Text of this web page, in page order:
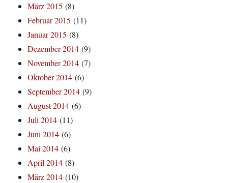
März 2015 (8)
Februar 2015 (11)
Januar 2015 (8)
Dezember 2014 (9)
November 2014 (7)
Oktober 2014 (6)
September 2014 (9)
August 2014 (6)
Juli 2014 (11)
Juni 2014 (6)
Mai 2014 (6)
April 2014 (8)
März 2014 (10)